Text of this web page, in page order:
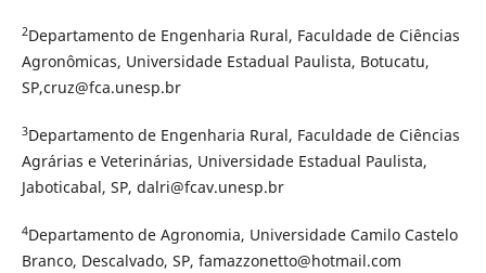
2Departamento de Engenharia Rural, Faculdade de Ciências
Agronômicas, Universidade Estadual Paulista, Botucatu,
SP,cruz@fca.unesp.br
3Departamento de Engenharia Rural, Faculdade de Ciências
Agrárias e Veterinárias, Universidade Estadual Paulista,
Jaboticabal, SP, dalri@fcav.unesp.br
4Departamento de Agronomia, Universidade Camilo Castelo
Branco, Descalvado, SP, famazzonetto@hotmail.com